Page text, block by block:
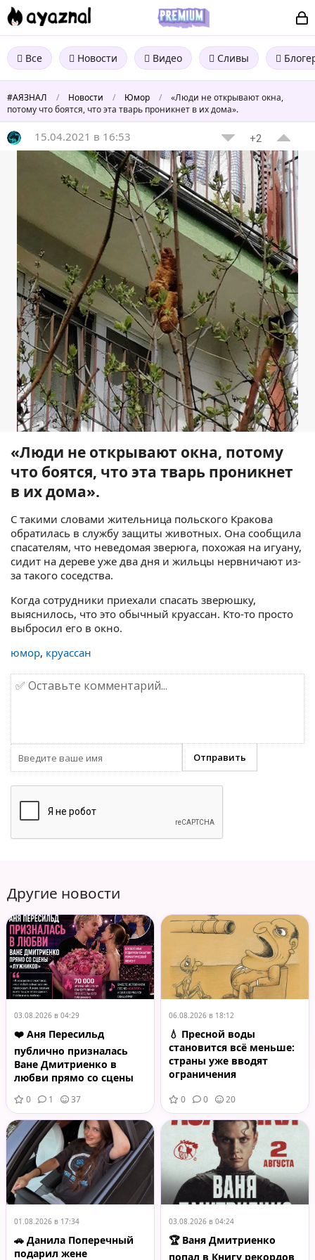
Все Новости Видео Сливы
#АЯЗНАЛ / Новости / Юмор /
«Люди не открывают окна,
потому что боятся, что эта тварь проникнет в их дома».
15.04.2021 в 16:53 +2
«Люди не открывают окна, потому
что боятся, что эта тварь проникнет
в их дома».
С такими словами жительница польского Кракова
обратилась в службу защиты животных. Она сообщила
спасателям, что неведомая зверюга, похожая на игуану,
сидит на дереве уже два дня и жильцы нервничают из-
за такого соседства.
Когда сотрудники приехали спасать зверюшку,
выяснилось, что это обычный круассан. Кто-то просто
выбросил его в окно.
юмор, круассан
Другие новости
03.08.2026 в 04:29
❤️ Аня Пересильд
публично призналась
Ване Дмитриенко в
любви прямо со сцены
0 1 37
06.08.2026 в 18:12
💧 Пресной воды
становится всё меньше:
страны уже вводят
ограничения
0 0 20
01.08.2026 в 17:34
🚗 Данила Поперечный
подарил жене
03.08.2026 в 04:24
🏆 Ваня Дмитриенко
попал в Книгу рекордов